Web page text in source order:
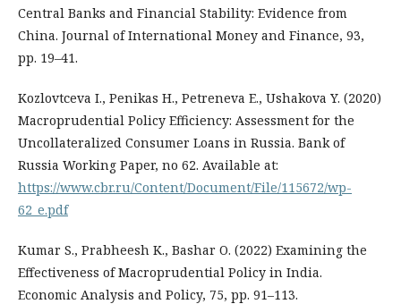
Central Banks and Financial Stability: Evidence from
China. Journal of International Money and Finance, 93,
pp. 19–41.
Kozlovtсeva I., Penikas H., Petreneva E., Ushakova Y. (2020)
Macroprudential Policy Efficiency: Assessment for the
Uncollateralized Consumer Loans in Russia. Bank of
Russia Working Paper, no 62. Available at:
https://www.cbr.ru/Content/Document/File/115672/wp-
62_e.pdf
Kumar S., Prabheesh K., Bashar O. (2022) Examining the
Effectiveness of Macroprudential Policy in India.
Economic Analysis and Policy, 75, pp. 91–113.